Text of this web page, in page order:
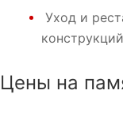
Уход и
конструкций
Цены на